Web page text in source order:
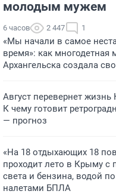
молодым мужем
6 часов 2 447 1
«Мы начали в самое
время»: как многодетная
Архангельска создала
Август перевернет жизнь
К чему готовит
— прогноз
«На 18 отдыхающих 18
проходит лето в Крыму с
света и бензина, водой
налетами БПЛА